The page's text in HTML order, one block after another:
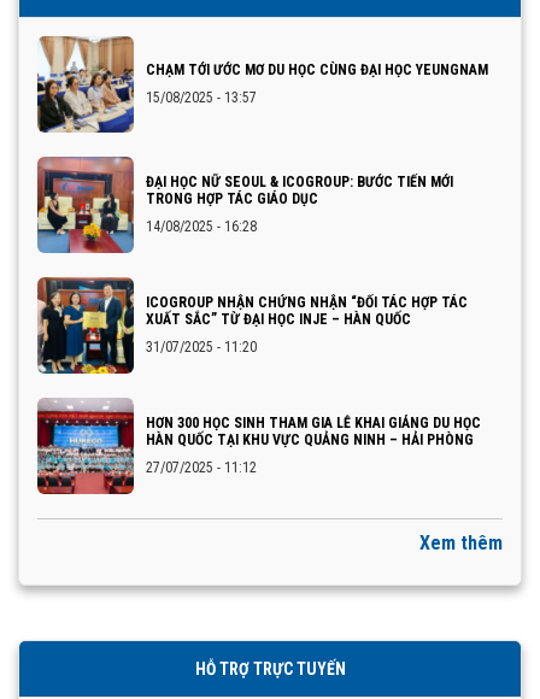
CHẠM TỚI ƯỚC MƠ DU HỌC CÙNG ĐẠI HỌC YEUNGNAM
15/08/2025 - 13:57
ĐẠI HỌC NỮ SEOUL & ICOGROUP: BƯỚC TIẾN MỚI
TRONG HỢP TÁC GIÁO DỤC
14/08/2025 - 16:28
ICOGROUP NHẬN CHỨNG NHẬN “ĐỐI TÁC HỢP TÁC
XUẤT SẮC” TỪ ĐẠI HỌC INJE – HÀN QUỐC
31/07/2025 - 11:20
HƠN 300 HỌC SINH THAM GIA LỄ KHAI GIẢNG DU HỌC
HÀN QUỐC TẠI KHU VỰC QUẢNG NINH – HẢI PHÒNG
27/07/2025 - 11:12
Xem thêm
HỖ TRỢ TRỰC TUYẾN